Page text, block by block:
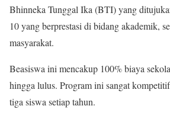
Bhinneka Tunggal Ika (BTI) yang
10 yang berprestasi di bidang akademik,
masyarakat.
Beasiswa ini mencakup 100% biaya
hingga lulus. Program ini sangat
tiga siswa setiap tahun.